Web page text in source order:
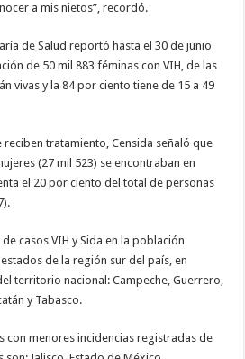
a mis nietos”, recordó.
de Salud reportó hasta el 30 de junio
de 50 mil 883 féminas con VIH, de las
vivas y la 84 por ciento tiene de 15 a 49
reciben tratamiento, Censida señaló que
(27 mil 523) se encontraban en
el 20 por ciento del total de personas
casos VIH y Sida en la población
de la región sur del país, en
territorio nacional: Campeche, Guerrero,
y Tabasco.
con menores incidencias registradas de